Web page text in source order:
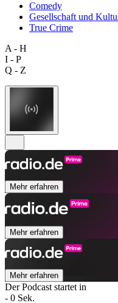
Comedy
Gesellschaft und
True Crime
A - H
I - P
Q - Z
Mehr erfahren
Mehr erfahren
Mehr erfahren
Der Podcast startet in
- 0 Sek.